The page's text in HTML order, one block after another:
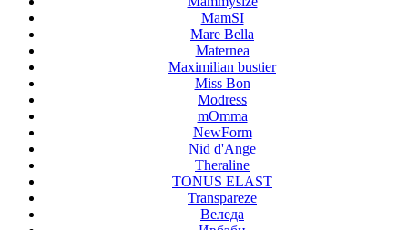
MamSI
Mare Bella
Maternea
Maximilian bustier
Miss Bon
Modress
mOmma
NewForm
Nid d'Ange
Theraline
TONUS ELAST
Transpareze
Веледа